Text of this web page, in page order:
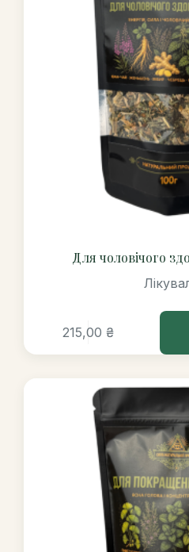
Для чоловічого
215,00 ₴